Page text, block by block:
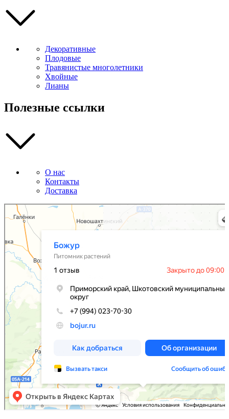
Декоративные
Плодовые
Травянистые многолетники
Хвойные
Лианы
Полезные ссылки
О нас
Контакты
Доставка
Божур
Питомник растений в Приморском крае